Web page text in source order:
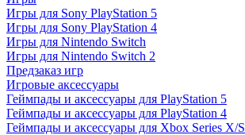
Игры для Sony PlayStation 5
Игры для Sony PlayStation 4
Игры для Nintendo Switch
Игры для Nintendo Switch 2
Предзаказ игр
Игровые аксессуары
Геймпады и аксессуары для PlayStation 5
Геймпады и аксессуары для PlayStation 4
Геймпады и аксессуары для Xbox Series X/S